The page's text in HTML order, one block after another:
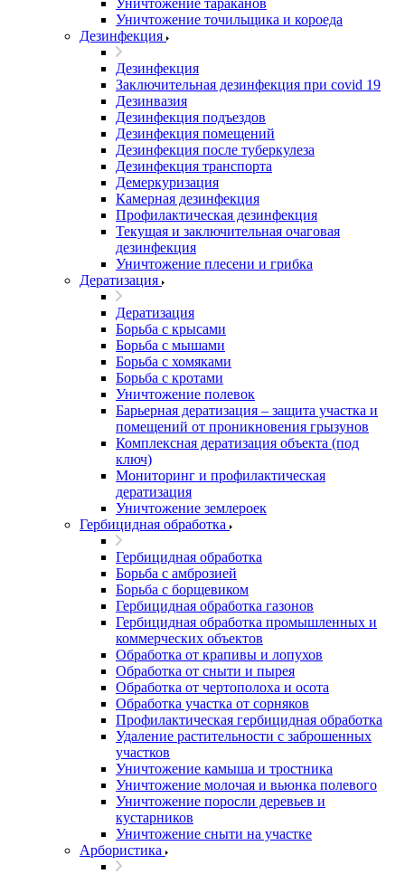
Уничтожение тараканов
Уничтожение точильщика и короеда
Дезинфекция
Дезинфекция
Заключительная дезинфекция при covid 19
Дезинвазия
Дезинфекция подъездов
Дезинфекция помещений
Дезинфекция после туберкулеза
Дезинфекция транспорта
Демеркуризация
Камерная дезинфекция
Профилактическая дезинфекция
Текущая и заключительная очаговая
дезинфекция
Уничтожение плесени и грибка
Дератизация
Дератизация
Борьба с крысами
Борьба с мышами
Борьба с хомяками
Борьба с кротами
Уничтожение полевок
Барьерная дератизация – защита участка и
помещений от проникновения грызунов
Комплексная дератизация объекта (под
ключ)
Мониторинг и профилактическая
дератизация
Уничтожение землероек
Гербицидная обработка
Гербицидная обработка
Борьба с амброзией
Борьба с борщевиком
Гербицидная обработка газонов
Гербицидная обработка промышленных и
коммерческих объектов
Обработка от крапивы и лопухов
Обработка от сныти и пырея
Обработка от чертополоха и осота
Обработка участка от сорняков
Профилактическая гербицидная обработка
Удаление растительности с заброшенных
участков
Уничтожение камыша и тростника
Уничтожение молочая и вьюнка полевого
Уничтожение поросли деревьев и
кустарников
Уничтожение сныти на участке
Арбористика